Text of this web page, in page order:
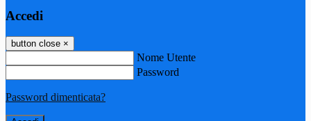
Accedi
button close ×
Nome Utente
Password
Password dimenticata?